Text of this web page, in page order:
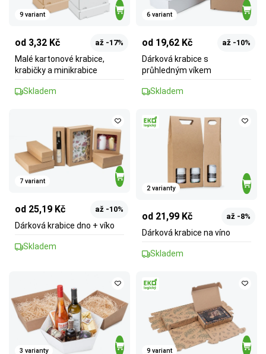
9 variant
od 3,32 Kč až -17%
Malé kartonové krabice,
krabičky a minikrabice
Skladem
6 variant
od 19,62 Kč až -10%
Dárková krabice s
průhledným víkem
Skladem
7 variant
od 25,19 Kč až -10%
Dárková krabice dno + víko
Skladem
2 varianty
od 21,99 Kč až -8%
Dárková krabice na víno
Skladem
3 varianty 9 variant